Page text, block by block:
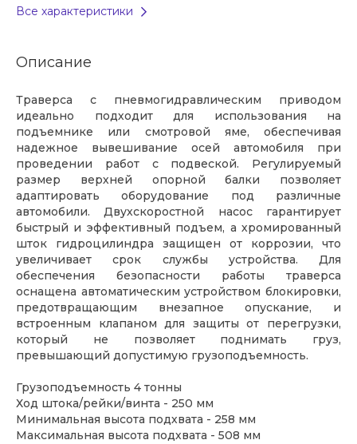
Все характеристики
Описание
Траверса с пневмогидравлическим приводом
идеально подходит для использования на
подъемнике или смотровой яме, обеспечивая
надежное вывешивание осей автомобиля при
проведении работ с подвеской. Регулируемый
размер верхней опорной балки позволяет
адаптировать оборудование под различные
автомобили. Двухскоростной насос гарантирует
быстрый и эффективный подъем, а хромированный
шток гидроцилиндра защищен от коррозии, что
увеличивает срок службы устройства. Для
обеспечения безопасности работы траверса
оснащена автоматическим устройством блокировки,
предотвращающим внезапное опускание, и
встроенным клапаном для защиты от перегрузки,
который не позволяет поднимать груз,
превышающий допустимую грузоподъемность.
Грузоподъемность 4 тонны
Ход штока/рейки/винта - 250 мм
Минимальная высота подхвата - 258 мм
Максимальная высота подхвата - 508 мм